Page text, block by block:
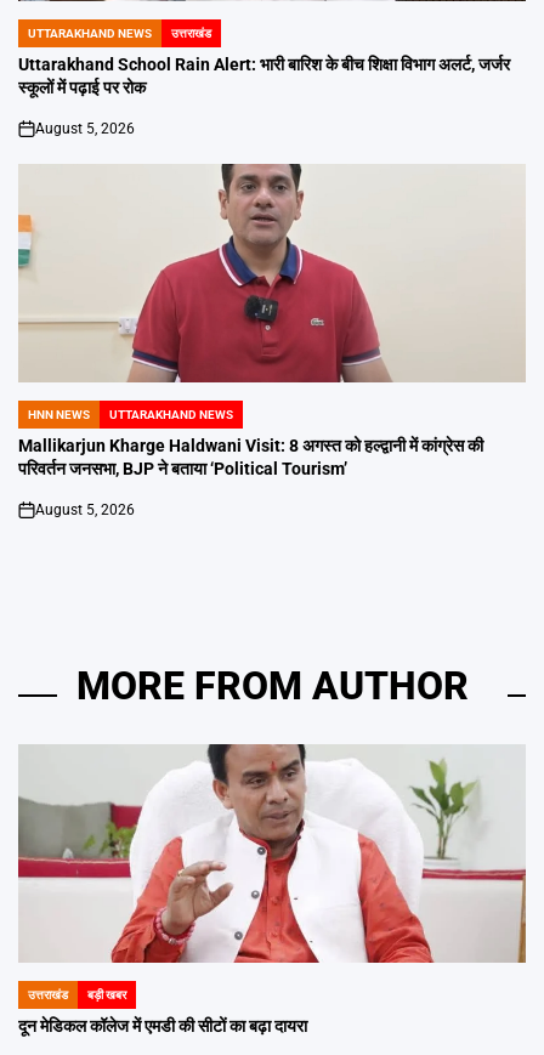
POSTED
IN
UTTARAKHAND NEWS उत्तराखंड
Uttarakhand School Rain Alert: भारी बारिश के बीच शिक्षा विभाग अलर्ट, जर्जर
स्कूलों में पढ़ाई पर रोक
on
August 5, 2026
POSTED
IN
HNN NEWS UTTARAKHAND NEWS
Mallikarjun Kharge Haldwani Visit: 8 अगस्त को हल्द्वानी में कांग्रेस की
परिवर्तन जनसभा, BJP ने बताया ‘Political Tourism’
on
August 5, 2026
MORE FROM AUTHOR
POSTED
IN
उत्तराखंड बड़ी खबर
दून मेडिकल कॉलेज में एमडी की सीटों का बढ़ा दायरा